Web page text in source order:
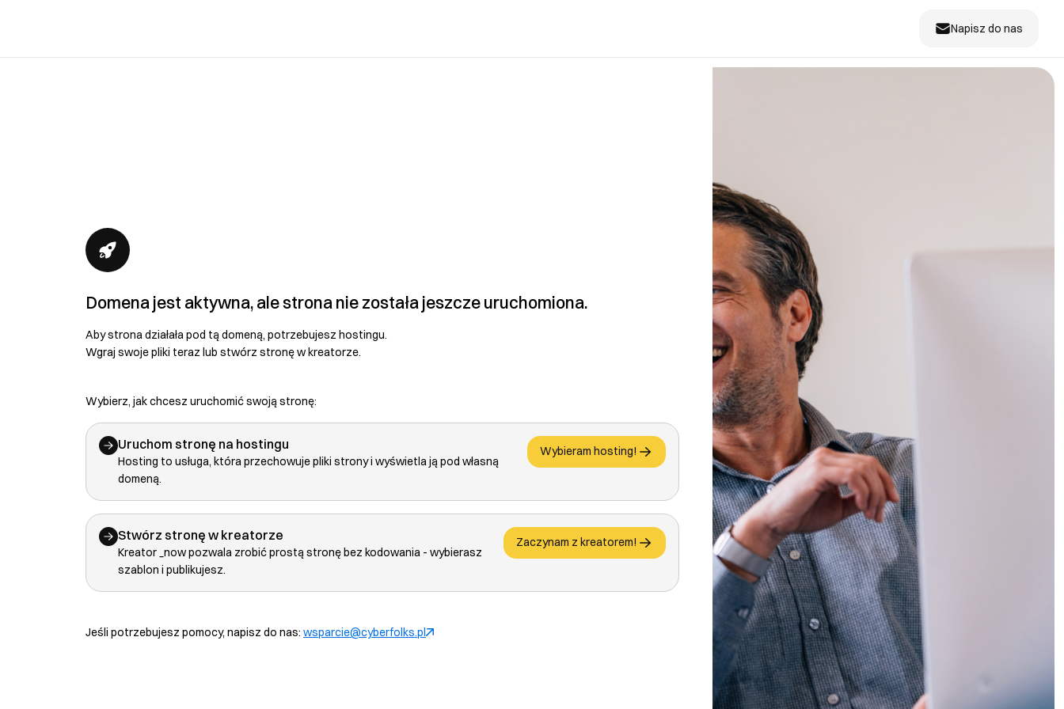
Napisz do nas
Domena jest aktywna, ale strona nie została jeszcze uruchomiona.
Aby strona działała pod tą domeną, potrzebujesz hostingu.
Wgraj swoje pliki teraz lub stwórz stronę w kreatorze.
Wybierz, jak chcesz uruchomić swoją stronę:
Uruchom stronę na hostingu
Hosting to usługa, która przechowuje pliki strony i wyświetla ją pod własną
domeną.
Wybieram hosting!
Stwórz stronę w kreatorze
Kreator _now pozwala zrobić prostą stronę bez kodowania - wybierasz
szablon i publikujesz.
Zaczynam z kreatorem!
Jeśli potrzebujesz pomocy, napisz do nas: wsparcie@cyberfolks.pl